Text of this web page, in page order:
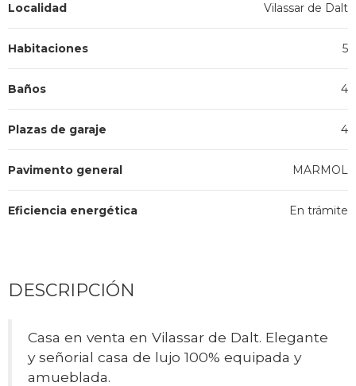
Localidad Vilassar de Dalt
Habitaciones 5
Baños 4
Plazas de garaje 4
Pavimento general MARMOL
Eficiencia energética En trámite
DESCRIPCIÓN
Casa en venta en Vilassar de Dalt. Elegante
y señorial casa de lujo 100% equipada y
amueblada.